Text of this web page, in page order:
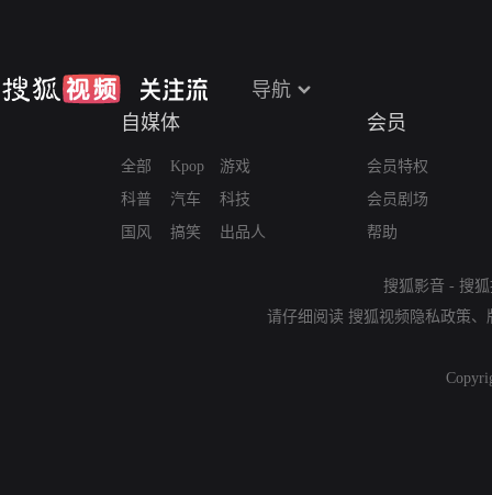
导航
自媒体
全部
科普
国风
Kpop
汽车
搞笑
游戏
科技
出品人
会员
会员特权
会员剧场
帮助
搜狐影音 - 搜
请仔细阅读 搜狐视频隐私政策、